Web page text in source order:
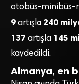
otobüs-minibüs-
9 artışla 240
137 artışla 145
kaydedildi.
Almanya, en